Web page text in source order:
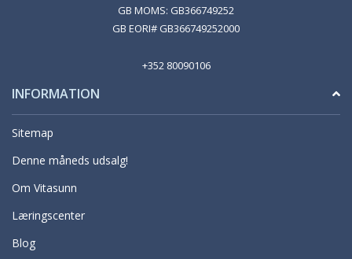
GB MOMS: GB366749252
GB EORI# GB366749252000
+352 80090106
INFORMATION
Sitemap
Denne måneds udsalg!
Om Vitasunn
Læringscenter
Blog